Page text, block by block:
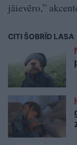
jāievēro,”
CITI ŠOBRĪD LASA